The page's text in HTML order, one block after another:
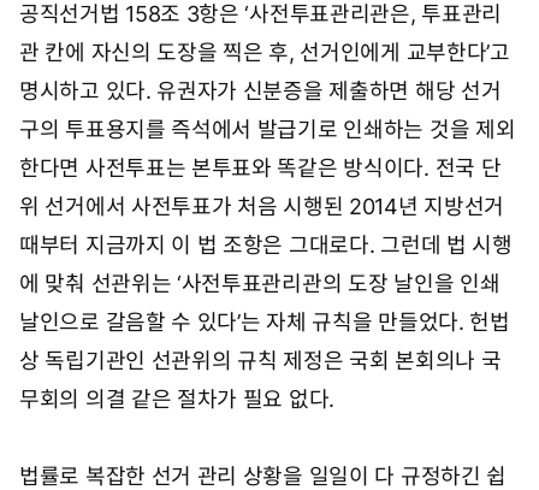
공직선거법 158조 3항은 ‘사전투표관리관은, 투표관리
관 칸에 자신의 도장을 찍은 후, 선거인에게 교부한다’고
명시하고 있다. 유권자가 신분증을 제출하면 해당 선거
구의 투표용지를 즉석에서 발급기로 인쇄하는 것을 제외
한다면 사전투표는 본투표와 똑같은 방식이다. 전국 단
위 선거에서 사전투표가 처음 시행된 2014년 지방선거
때부터 지금까지 이 법 조항은 그대로다. 그런데 법 시행
에 맞춰 선관위는 ‘사전투표관리관의 도장 날인을 인쇄
날인으로 갈음할 수 있다’는 자체 규칙을 만들었다. 헌법
상 독립기관인 선관위의 규칙 제정은 국회 본회의나 국
무회의 의결 같은 절차가 필요 없다.
법률로 복잡한 선거 관리 상황을 일일이 다 규정하긴 쉽